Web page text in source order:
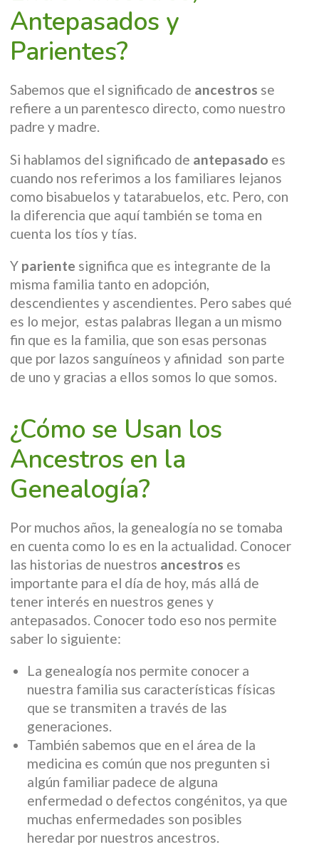
Antepasados y
Parientes?
Sabemos que el significado de ancestros se
refiere a un parentesco directo, como nuestro
padre y madre.
Si hablamos del significado de antepasado es
cuando nos referimos a los familiares lejanos
como bisabuelos y tatarabuelos, etc. Pero, con
la diferencia que aquí también se toma en
cuenta los tíos y tías.
Y pariente significa que es integrante de la
misma familia tanto en adopción,
descendientes y ascendientes. Pero sabes qué
es lo mejor, estas palabras llegan a un mismo
fin que es la familia, que son esas personas
que por lazos sanguíneos y afinidad son parte
de uno y gracias a ellos somos lo que somos.
¿Cómo se Usan los
Ancestros en la
Genealogía?
Por muchos años, la genealogía no se tomaba
en cuenta como lo es en la actualidad. Conocer
las historias de nuestros ancestros es
importante para el día de hoy, más allá de
tener interés en nuestros genes y
antepasados. Conocer todo eso nos permite
saber lo siguiente:
La genealogía nos permite conocer a
nuestra familia sus características físicas
que se transmiten a través de las
generaciones.
También sabemos que en el área de la
medicina es común que nos pregunten si
algún familiar padece de alguna
enfermedad o defectos congénitos, ya que
muchas enfermedades son posibles
heredar por nuestros ancestros.